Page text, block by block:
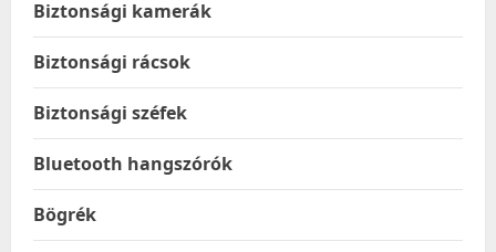
Biztonsági kamerák
Biztonsági rácsok
Biztonsági széfek
Bluetooth hangszórók
Bögrék